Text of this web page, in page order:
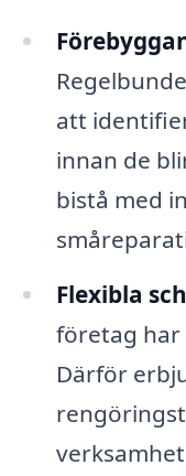
att
innan de
bistå med
Flexibla
företag har
Därför